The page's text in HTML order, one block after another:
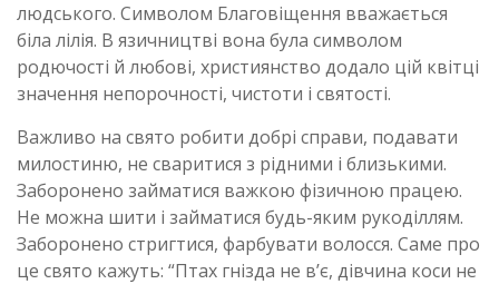
людського. Символом Благовіщення вважається
біла лілія. В язичництві вона була символом
родючості й любові, християнство додало цій квітці
значення непорочності, чистоти і святості.
Важливо на свято робити добрі справи, подавати
милостиню, не сваритися з рідними і близькими.
Заборонено займатися важкою фізичною працею.
Не можна шити і займатися будь-яким рукоділлям.
Заборонено стригтися, фарбувати волосся. Саме про
це свято кажуть: “Птах гнізда не в’є, дівчина коси не